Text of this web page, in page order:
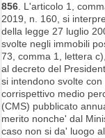
856. L'articolo 1,
2019, n. 160, si
della legge 27 luglio
svolte negli immobili
73, comma 1, lettera
al decreto del
si intendono svolte
corrispettivo medio
(CMS) pubblicato
merito nonche' dal
caso non si da' luogo